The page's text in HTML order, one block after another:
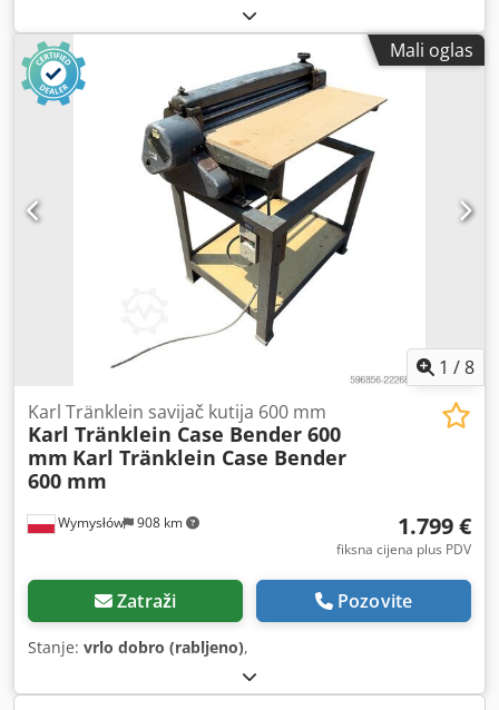
Mali oglas
1 /8
Wymysłów 908 km
Karl Tränklein savijač kutija 600 mm
Karl Tränklein Case Bender 600
mm Karl Tränklein Case Bender
600 mm
1.799 €
fiksna cijena plus PDV
Zatraži Pozovite
Stanje: vrlo dobro (rabljeno),